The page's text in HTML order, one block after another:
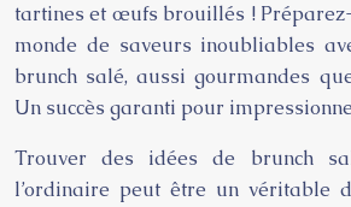
tartines et œufs brouillés !
monde de saveurs inoubliables
brunch salé, aussi gourmandes
Un succès garanti pour
Trouver des idées de brunch
l’ordinaire peut être un véritable